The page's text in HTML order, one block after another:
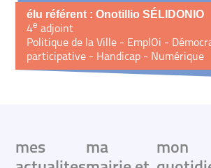
élu référent : Onotillio SÉLIDONIO
4e adjoint
Politique de la Ville - EmplOi -
participative - Handicap - Numérique
mes
ma
mon